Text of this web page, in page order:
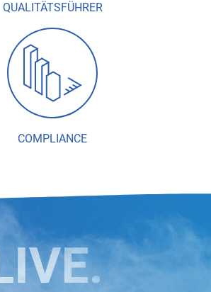
QUALITÄTSFÜHRER
COMPLIANCE